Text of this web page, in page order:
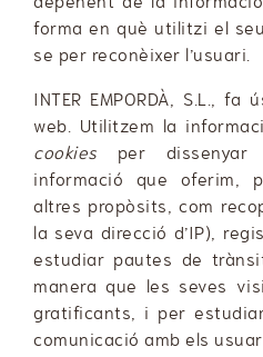
forma en què utilitzi el
se per reconèixer l’usuari.
INTER EMPORDÀ, S.L., fa
web. Utilitzem la
cookies per
informació que oferim,
altres propòsits, com
la seva direcció d’IP),
estudiar pautes de
manera que les seves
gratificants, i per
comunicació amb els